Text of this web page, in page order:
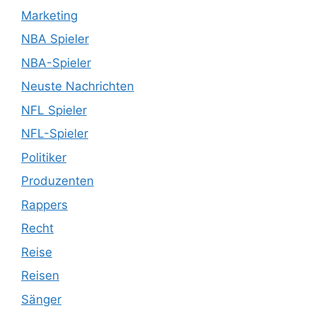
Marketing
NBA Spieler
NBA-Spieler
Neuste Nachrichten
NFL Spieler
NFL-Spieler
Politiker
Produzenten
Rappers
Recht
Reise
Reisen
Sänger